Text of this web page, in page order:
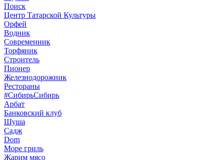
Поиск
Центр Татарской Культуры
Орфей
Водник
Современник
Торфяник
Строитель
Пионер
Железнодорожник
Рестораны
#СибирьСибирь
Арбат
Банковский клуб
Шуша
Садж
Dom
Море гриль
Жарим мясо